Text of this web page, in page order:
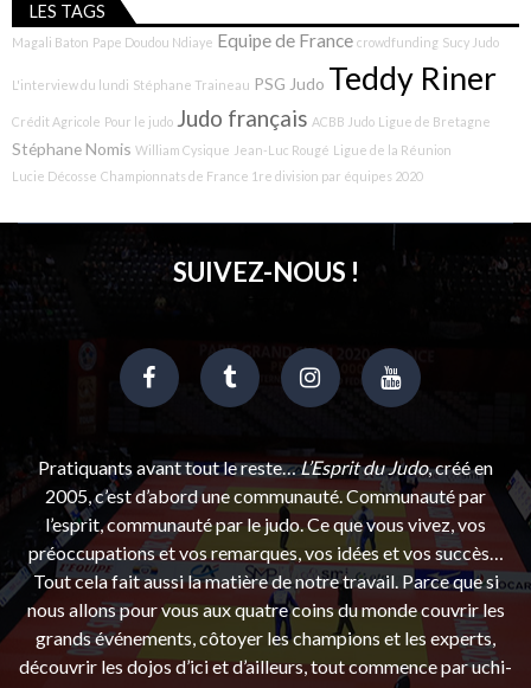
LES TAGS
Magali Baton Pape Doudou Ndiaye Equipe de France crowdfunding Sucy Judo
L'interview du lundi Stéphane Traineau PSG Judo Teddy Riner
Crédit Agricole Pour le judo Judo français ACBB Judo Ligue de Bretagne
Stéphane Nomis William Cysique Jean-Luc Rougé Ligue de la Réunion
Lucie Décosse Championnats de France 1re division par équipes 2020
SUIVEZ-NOUS !
Pratiquants avant tout le reste…L’Esprit du Judo, créé en
2005, c’est d’abord une communauté. Communauté par
l’esprit, communauté par le judo. Ce que vous vivez, vos
préoccupations et vos remarques, vos idées et vos succès…
Tout cela fait aussi la matière de notre travail. Parce que si
nous allons pour vous aux quatre coins du monde couvrir les
grands événements, côtoyer les champions et les experts,
découvrir les dojos d’ici et d’ailleurs, tout commence par uchi-